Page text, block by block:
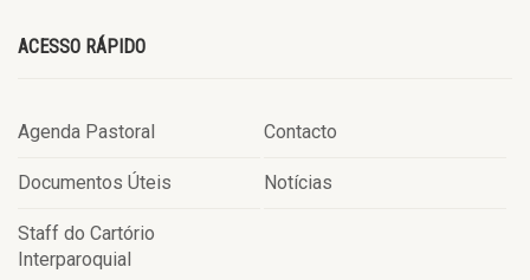
ACESSO RÁPIDO
Agenda Pastoral Contacto
Documentos Úteis Notícias
Staff do Cartório
Interparoquial